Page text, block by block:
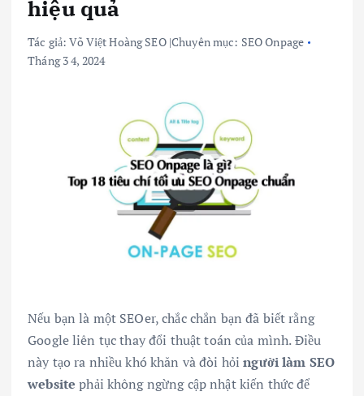
hiệu quả
Tác giả:Võ Việt Hoàng SEO|Chuyên mục: SEO Onpage
Tháng 3 4, 2024
Nếu bạn là một SEOer, chắc chắn bạn đã biết rằng
Google liên tục thay đổi thuật toán của mình. Điều
này tạo ra nhiều khó khăn và đòi hỏingười làm SEO
website phải không ngừng cập nhật kiến thức để